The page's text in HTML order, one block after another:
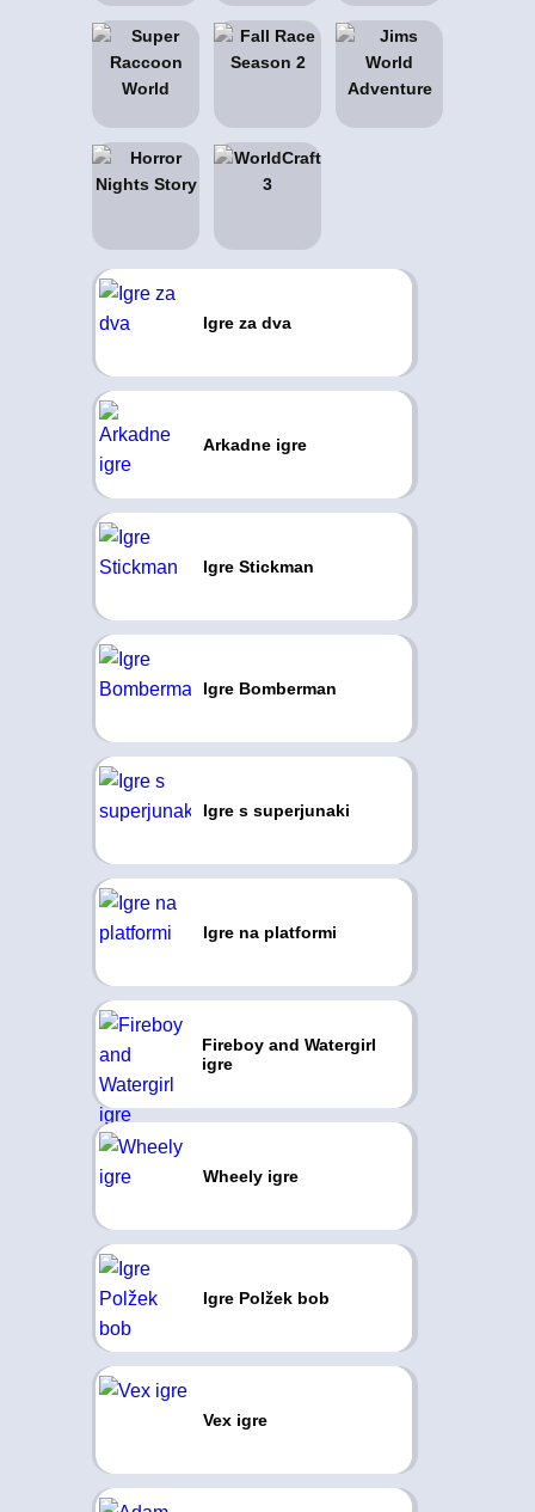
Igre za dva
Arkadne igre
Igre Stickman
Igre Bomberman
Igre s superjunaki
Igre na platformi
Fireboy and Watergirl
igre
Wheely igre
Igre Polžek bob
Vex igre